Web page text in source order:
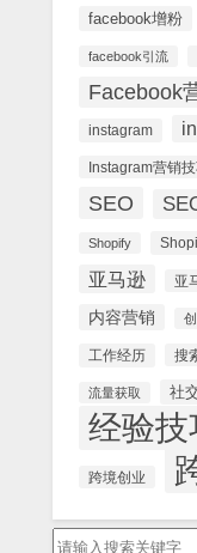
facebook增粉
facebook引流
Facebook
instagram
Instagram营销
SEO
Shopify
亚马逊 亚
内容营销
工作经历 搜
流量获取 社
经验技
跨境创业